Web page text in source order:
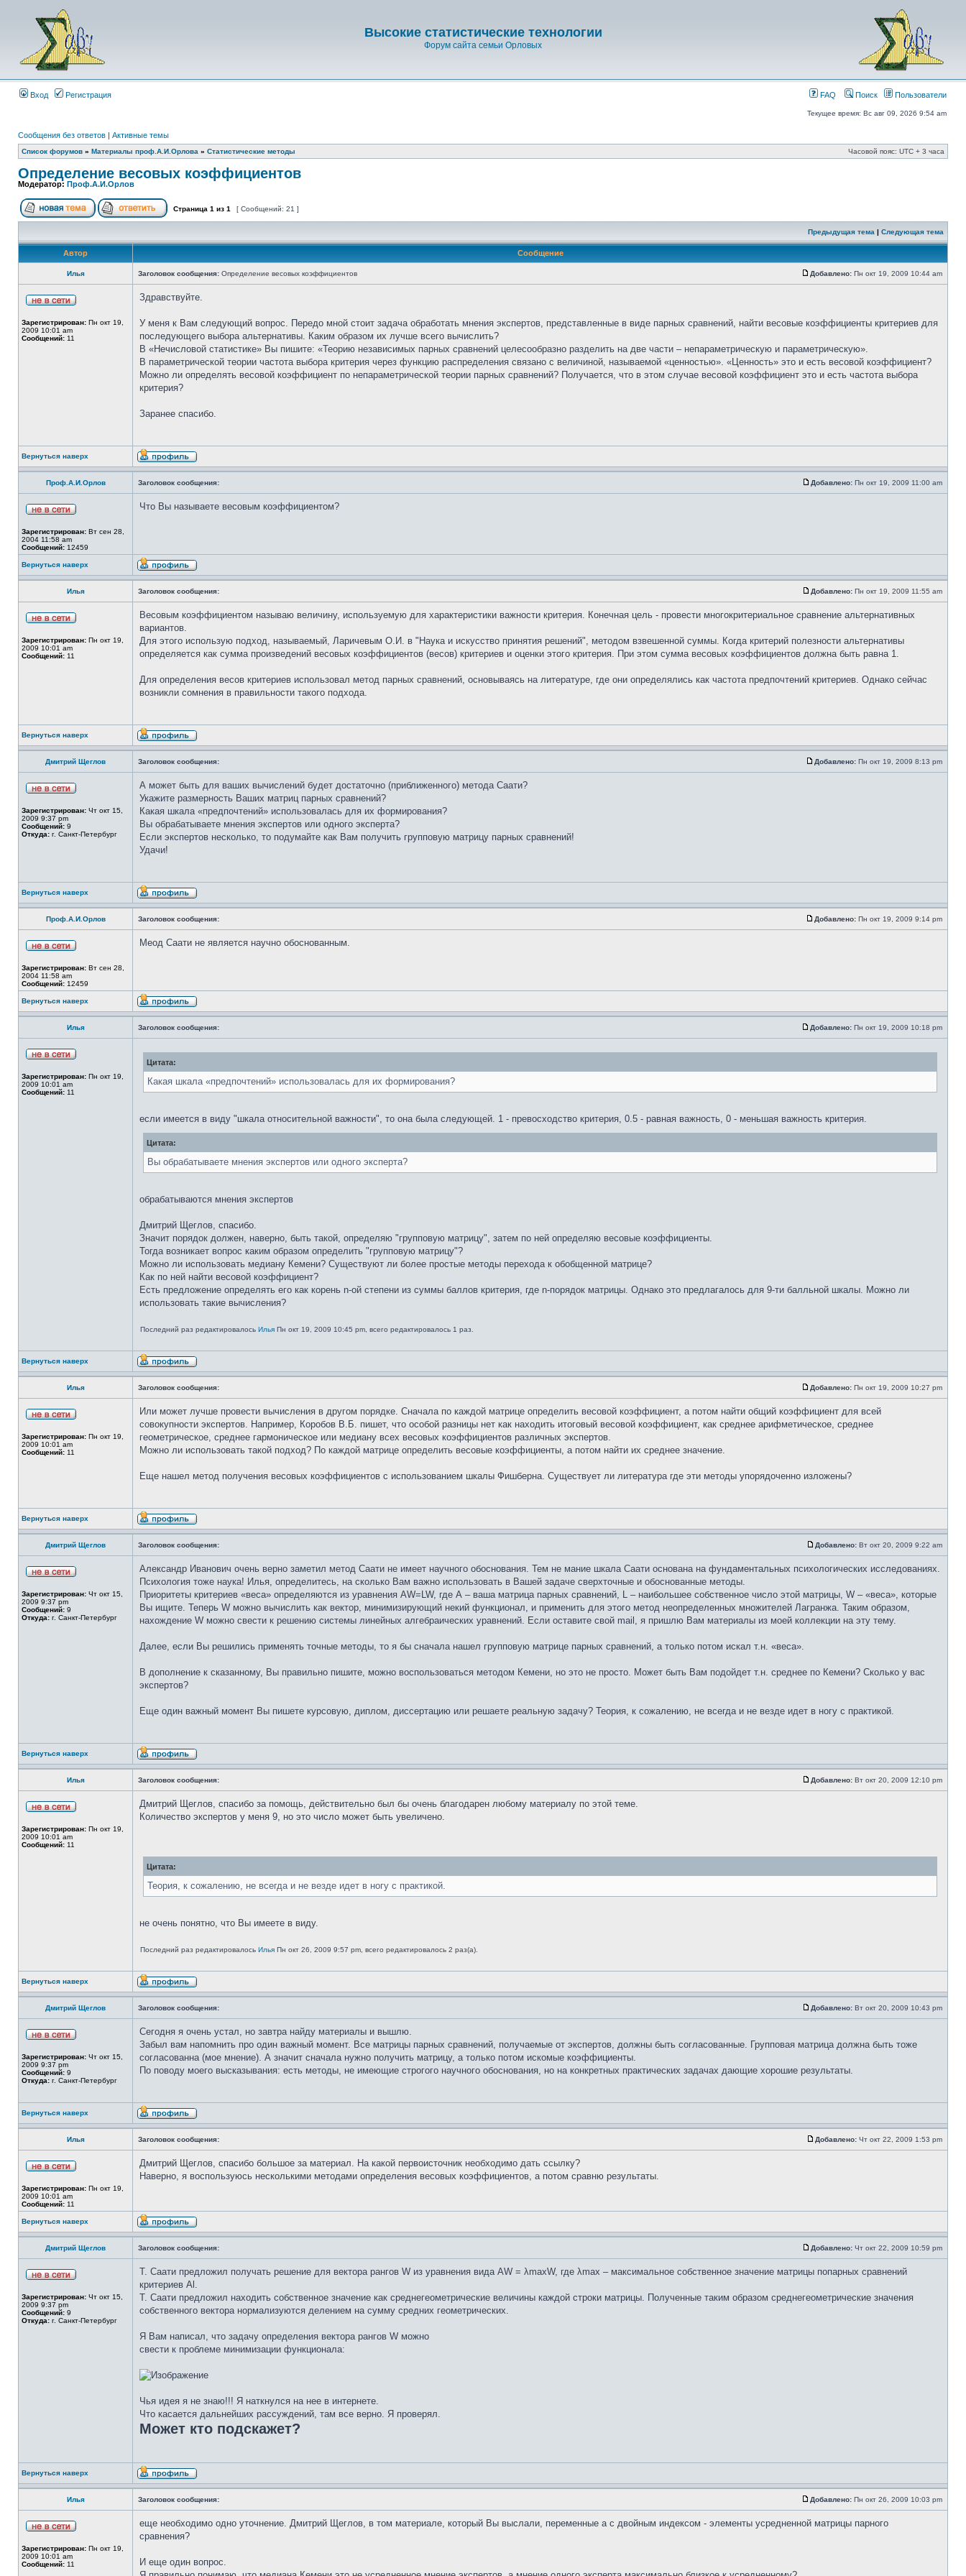
Высокие статистические технологии
Форум сайта семьи Орловых
Вход Регистрация FAQ Поиск Пользователи
Текущее время: Вс авг 09, 2026 9:54 am
Сообщения без ответов | Активные темы
Список форумов » Материалы проф.А.И.Орлова » Статистические методы Часовой пояс: UTC + 3 часа
Определение весовых коэффициентов
Модератор: Проф.А.И.Орлов
Страница 1 из 1 [ Сообщений: 21 ]
Предыдущая тема | Следующая тема
Автор Сообщение
Илья Заголовок сообщения: Определение весовых коэффициентов Добавлено: Пн окт 19, 2009 10:44 am
Зарегистрирован: Пн окт 19,
2009 10:01 am
Сообщений: 11
Здравствуйте.
У меня к Вам следующий вопрос. Передо мной стоит задача обработать мнения экспертов, представленные в виде парных сравнений, найти весовые коэффициенты критериев для
последующего выбора альтернативы. Каким образом их лучше всего вычислить?
В «Нечисловой статистике» Вы пишите: «Теорию независимых парных сравнений целесообразно разделить на две части – непараметрическую и параметрическую».
В параметрической теории частота выбора критерия через функцию распределения связано с величиной, называемой «ценностью». «Ценность» это и есть весовой коэффициент?
Можно ли определять весовой коэффициент по непараметрической теории парных сравнений? Получается, что в этом случае весовой коэффициент это и есть частота выбора
критерия?
Заранее спасибо.
Вернуться наверх
Проф.А.И.Орлов Заголовок сообщения: Добавлено: Пн окт 19, 2009 11:00 am
Зарегистрирован: Вт сен 28,
2004 11:58 am
Сообщений: 12459
Что Вы называете весовым коэффициентом?
Вернуться наверх
Илья Заголовок сообщения: Добавлено: Пн окт 19, 2009 11:55 am
Зарегистрирован: Пн окт 19,
2009 10:01 am
Сообщений: 11
Весовым коэффициентом называю величину, используемую для характеристики важности критерия. Конечная цель - провести многокритериальное сравнение альтернативных
вариантов.
Для этого использую подход, называемый, Ларичевым О.И. в "Наука и искусство принятия решений", методом взвешенной суммы. Когда критерий полезности альтернативы
определяется как сумма произведений весовых коэффициентов (весов) критериев и оценки этого критерия. При этом сумма весовых коэффициентов должна быть равна 1.
Для определения весов критериев использовал метод парных сравнений, основываясь на литературе, где они определялись как частота предпочтений критериев. Однако сейчас
возникли сомнения в правильности такого подхода.
Вернуться наверх
Дмитрий Щеглов Заголовок сообщения: Добавлено: Пн окт 19, 2009 8:13 pm
Зарегистрирован: Чт окт 15,
2009 9:37 pm
Сообщений: 9
Откуда: г. Санкт-Петербург
А может быть для ваших вычислений будет достаточно (приближенного) метода Саати?
Укажите размерность Ваших матриц парных сравнений?
Какая шкала «предпочтений» использовалась для их формирования?
Вы обрабатываете мнения экспертов или одного эксперта?
Если экспертов несколько, то подумайте как Вам получить групповую матрицу парных сравнений!
Удачи!
Вернуться наверх
Проф.А.И.Орлов Заголовок сообщения: Добавлено: Пн окт 19, 2009 9:14 pm
Зарегистрирован: Вт сен 28,
2004 11:58 am
Сообщений: 12459
Меод Саати не является научно обоснованным.
Вернуться наверх
Илья Заголовок сообщения: Добавлено: Пн окт 19, 2009 10:18 pm
Зарегистрирован: Пн окт 19,
2009 10:01 am
Сообщений: 11
Цитата:
Какая шкала «предпочтений» использовалась для их формирования?
если имеется в виду "шкала относительной важности", то она была следующей. 1 - превосходство критерия, 0.5 - равная важность, 0 - меньшая важность критерия.
Цитата:
Вы обрабатываете мнения экспертов или одного эксперта?
обрабатываются мнения экспертов
Дмитрий Щеглов, спасибо.
Значит порядок должен, наверно, быть такой, определяю "групповую матрицу", затем по ней определяю весовые коэффициенты.
Тогда возникает вопрос каким образом определить "групповую матрицу"?
Можно ли использовать медиану Кемени? Существуют ли более простые методы перехода к обобщенной матрице?
Как по ней найти весовой коэффициент?
Есть предложение определять его как корень n-ой степени из суммы баллов критерия, где n-порядок матрицы. Однако это предлагалось для 9-ти балльной шкалы. Можно ли
использовать такие вычисления?
Последний раз редактировалось Илья Пн окт 19, 2009 10:45 pm, всего редактировалось 1 раз.
Вернуться наверх
Илья Заголовок сообщения: Добавлено: Пн окт 19, 2009 10:27 pm
Зарегистрирован: Пн окт 19,
2009 10:01 am
Сообщений: 11
Или может лучше провести вычисления в другом порядке. Сначала по каждой матрице определить весовой коэффициент, а потом найти общий коэффициент для всей
совокупности экспертов. Например, Коробов В.Б. пишет, что особой разницы нет как находить итоговый весовой коэффициент, как среднее арифметическое, среднее
геометрическое, среднее гармоническое или медиану всех весовых коэффициентов различных экспертов.
Можно ли использовать такой подход? По каждой матрице определить весовые коэффициенты, а потом найти их среднее значение.
Еще нашел метод получения весовых коэффициентов с использованием шкалы Фишберна. Существует ли литература где эти методы упорядоченно изложены?
Вернуться наверх
Дмитрий Щеглов Заголовок сообщения: Добавлено: Вт окт 20, 2009 9:22 am
Зарегистрирован: Чт окт 15,
2009 9:37 pm
Сообщений: 9
Откуда: г. Санкт-Петербург
Александр Иванович очень верно заметил метод Саати не имеет научного обоснования. Тем не мание шкала Саати основана на фундаментальных психологических исследованиях.
Психология тоже наука! Илья, определитесь, на сколько Вам важно использовать в Вашей задаче сверхточные и обоснованные методы.
Приоритеты критериев «веса» определяются из уравнения AW=LW, где А – ваша матрица парных сравнений, L – наибольшее собственное число этой матрицы, W – «веса», которые
Вы ищите. Теперь W можно вычислить как вектор, минимизирующий некий функционал, и применить для этого метод неопределенных множителей Лагранжа. Таким образом,
нахождение W можно свести к решению системы линейных алгебраических уравнений. Если оставите свой mail, я пришлю Вам материалы из моей коллекции на эту тему.
Далее, если Вы решились применять точные методы, то я бы сначала нашел групповую матрице парных сравнений, а только потом искал т.н. «веса».
В дополнение к сказанному, Вы правильно пишите, можно воспользоваться методом Кемени, но это не просто. Может быть Вам подойдет т.н. среднее по Кемени? Сколько у вас
экспертов?
Еще один важный момент Вы пишете курсовую, диплом, диссертацию или решаете реальную задачу? Теория, к сожалению, не всегда и не везде идет в ногу с практикой.
Вернуться наверх
Илья Заголовок сообщения: Добавлено: Вт окт 20, 2009 12:10 pm
Зарегистрирован: Пн окт 19,
2009 10:01 am
Сообщений: 11
Дмитрий Щеглов, спасибо за помощь, действительно был бы очень благодарен любому материалу по этой теме.
Количество экспертов у меня 9, но это число может быть увеличено.
Цитата:
Теория, к сожалению, не всегда и не везде идет в ногу с практикой.
не очень понятно, что Вы имеете в виду.
Последний раз редактировалось Илья Пн окт 26, 2009 9:57 pm, всего редактировалось 2 раз(а).
Вернуться наверх
Дмитрий Щеглов Заголовок сообщения: Добавлено: Вт окт 20, 2009 10:43 pm
Зарегистрирован: Чт окт 15,
2009 9:37 pm
Сообщений: 9
Откуда: г. Санкт-Петербург
Сегодня я очень устал, но завтра найду материалы и вышлю.
Забыл вам напомнить про один важный момент. Все матрицы парных сравнений, получаемые от экспертов, должны быть согласованные. Групповая матрица должна быть тоже
согласованна (мое мнение). А значит сначала нужно получить матрицу, а только потом искомые коэффициенты.
По поводу моего высказывания: есть методы, не имеющие строгого научного обоснования, но на конкретных практических задачах дающие хорошие результаты.
Вернуться наверх
Илья Заголовок сообщения: Добавлено: Чт окт 22, 2009 1:53 pm
Зарегистрирован: Пн окт 19,
2009 10:01 am
Сообщений: 11
Дмитрий Щеглов, спасибо большое за материал. На какой первоисточник необходимо дать ссылку?
Наверно, я воспользуюсь несколькими методами определения весовых коэффициентов, а потом сравню результаты.
Вернуться наверх
Дмитрий Щеглов Заголовок сообщения: Добавлено: Чт окт 22, 2009 10:59 pm
Зарегистрирован: Чт окт 15,
2009 9:37 pm
Сообщений: 9
Откуда: г. Санкт-Петербург
Т. Саати предложил получать решение для вектора рангов W из уравнения вида АW = λmaxW, где λmax – максимальное собственное значение матрицы попарных сравнений
критериев Al.
Т. Саати предложил находить собственное значение как среднегеометрические величины каждой строки матрицы. Полученные таким образом среднегеометрические значения
собственного вектора нормализуются делением на сумму средних геометрических.
Я Вам написал, что задачу определения вектора рангов W можно
свести к проблеме минимизации функционала:
Чья идея я не знаю!!! Я наткнулся на нее в интернете.
Что касается дальнейших рассуждений, там все верно. Я проверял.
Может кто подскажет?
Вернуться наверх
Илья Заголовок сообщения: Добавлено: Пн окт 26, 2009 10:03 pm
Зарегистрирован: Пн окт 19,
2009 10:01 am
Сообщений: 11
еще необходимо одно уточнение. Дмитрий Щеглов, в том материале, который Вы выслали, переменные а с двойным индексом - элементы усредненной матрицы парного
сравнения?
И еще один вопрос.